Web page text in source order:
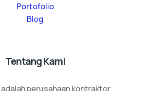
Portofolio
Blog
Tentang Kami
adalah perusahaan kontraktor